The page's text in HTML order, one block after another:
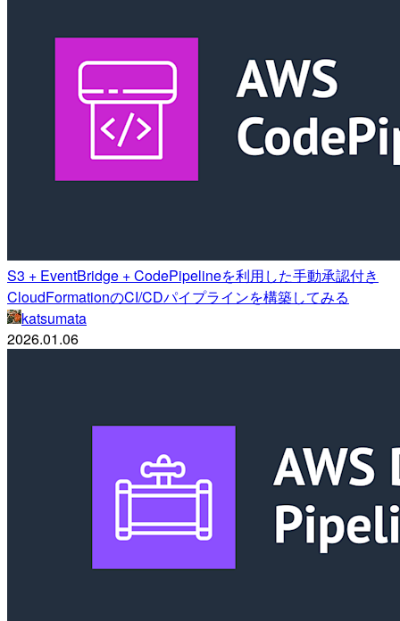
S3 + EventBridge + CodePipelineを利用した手動承認付き
CloudFormationのCI/CDパイプラインを構築してみる
katsumata
2026.01.06